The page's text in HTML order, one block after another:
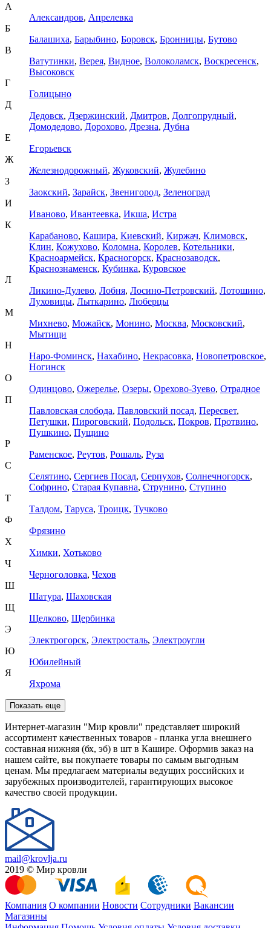
А
Александров, Апрелевка
Б
Балашиха, Барыбино, Боровск, Бронницы, Бутово
В
Ватутинки, Верея, Видное, Волоколамск, Воскресенск,
Высоковск
Г
Голицыно
Д
Дедовск, Дзержинский, Дмитров, Долгопрудный,
Домодедово, Дорохово, Дрезна, Дубна
Е
Егорьевск
Ж
Железнодорожный, Жуковский, Жулебино
З
Заокский, Зарайск, Звенигород, Зеленоград
И
Иваново, Ивантеевка, Икша, Истра
К
Карабаново, Кашира, Киевский, Киржач, Климовск,
Клин, Кожухово, Коломна, Королев, Котельники,
Красноармейск, Красногорск, Краснозаводск,
Краснознаменск, Кубинка, Куровское
Л
Ликино-Дулево, Лобня, Лосино-Петровский, Лотошино,
Луховицы, Лыткарино, Люберцы
М
Михнево, Можайск, Монино, Москва, Московский,
Мытищи
Н
Наро-Фоминск, Нахабино, Некрасовка, Новопетровское,
Ногинск
О
Одинцово, Ожерелье, Озеры, Орехово-Зуево, Отрадное
П
Павловская слобода, Павловский посад, Пересвет,
Петушки, Пироговский, Подольск, Покров, Протвино,
Пушкино, Пущино
Р
Раменское, Реутов, Рошаль, Руза
С
Селятино, Сергиев Посад, Серпухов, Солнечногорск,
Софрино, Старая Купавна, Струнино, Ступино
Т
Талдом, Таруса, Троицк, Тучково
Ф
Фрязино
Х
Химки, Хотьково
Ч
Черноголовка, Чехов
Ш
Шатура, Шаховская
Щ
Щелково, Щербинка
Э
Электрогорск, Электросталь, Электроугли
Ю
Юбилейный
Я
Яхрома
Показать еще
Интернет-магазин "Мир кровли" представляет широкий
ассортимент качественных товаров - планка угла внешнего
составная нижняя (бх, эб) в шт в Кашире. Оформив заказ на
нашем сайте, вы покупаете товары по самым выгодным
ценам. Мы предлагаем материалы ведущих российских и
зарубежных производителей, гарантирующих высокое
качество своей продукции.
mail@krovlja.ru
2019 © Мир кровли
Компания О компании Новости Сотрудники Вакансии
Магазины